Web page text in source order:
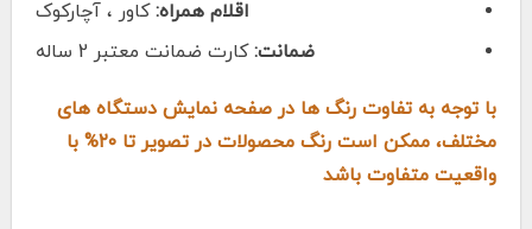
اقلام همراه:کاور ، آچارکوک
ضمانت:کارت ضمانت معتبر 2 ساله
با توجه به تفاوت رنگ ها در صفحه نمایش دستگاه های
مختلف، ممکن است رنگ محصولات در تصویر تا ۲۰% با
واقعیت متفاوت باشد